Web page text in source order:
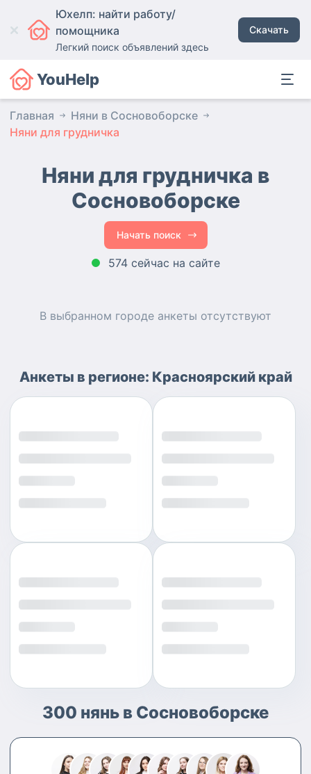
Юхелп: найти работу/
помощника
Легкий поиск объявлений здесь
Скачать
YouHelp
Главная
Няни в Сосновоборске
Няни для грудничка
Няни для грудничка в
Сосновоборске
Начать поиск
574 сейчас на сайте
В выбранном городе анкеты отсутствуют
Анкеты в регионе: Красноярский край
300 нянь в Сосновоборске